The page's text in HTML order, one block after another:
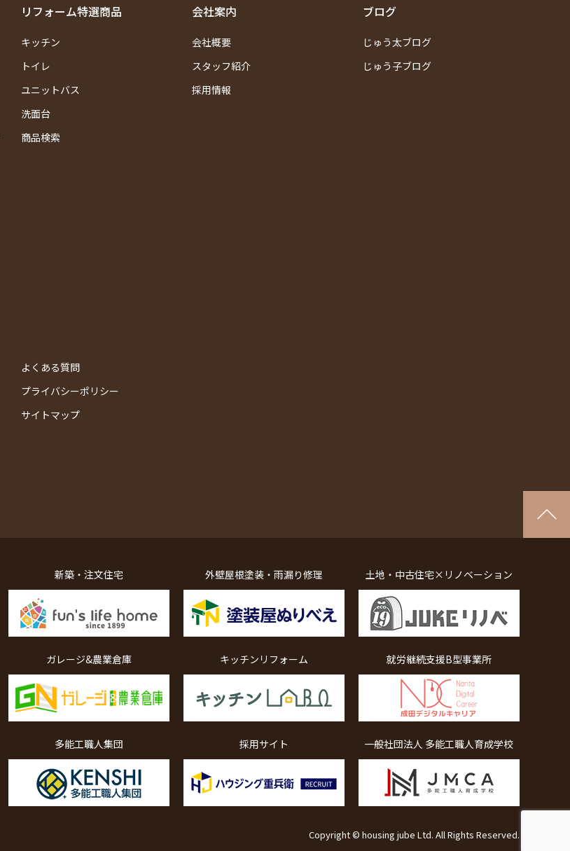
リフォーム特選商品
キッチン
トイレ
ユニットバス
洗面台
商品検索
会社案内
会社概要
スタッフ紹介
採用情報
ブログ
じゅう太ブログ
じゅう子ブログ
よくある質問
プライバシーポリシー
サイトマップ
新築・注文住宅 外壁屋根塗装・雨漏り修理 土地・中古住宅×リノベーション
ガレージ&農業倉庫 キッチンリフォーム 就労継続支援B型事業所
多能工職人集団 採用サイト 一般社団法人 多能工職人育成学校
Copyright © housing jube Ltd. All Rights Reserved.